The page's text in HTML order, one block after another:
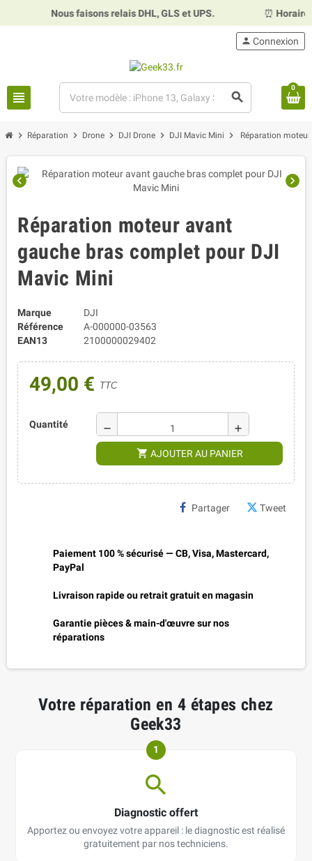
Nous faisons relais DHL, GLS et UPS. Horaires :Mardi,
view_headline search
person Connexion
0
chevron_right Réparation chevron_right Drone chevron_right DJI Drone chevron_right DJI Mavic Mini chevron_right Réparation
chevron_left chevron_right
Réparation moteur avant
gauche bras complet pour DJI
Mavic Mini
Marque
DJI
Référence
A-000000-03563
EAN13
2100000029402
49,00 € TTC
Quantité remove add
shopping_cart AJOUTER AU PANIER
Partager Tweet
Paiement 100 % sécurisé — CB, Visa, Mastercard,
PayPal
Livraison rapide ou retrait gratuit en magasin
Garantie pièces & main-d'œuvre sur nos
réparations
Votre réparation en 4 étapes chez
Geek33
1
Diagnostic offert
Apportez ou envoyez votre appareil : le diagnostic est réalisé
gratuitement par nos techniciens.